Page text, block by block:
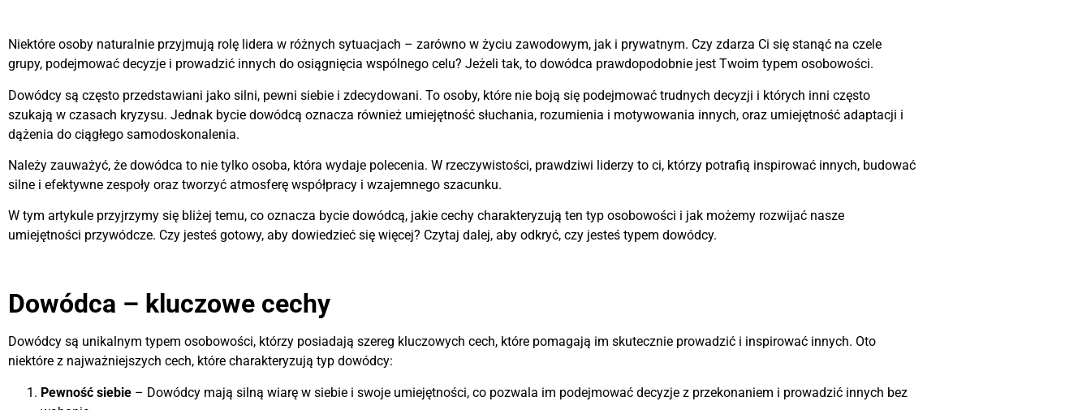
Niektóre osoby naturalnie przyjmują rolę lidera w różnych sytuacjach – zarówno w życiu zawodowym, jak i prywatnym. Czy zdarza Ci się stanąć na czele
grupy, podejmować decyzje i prowadzić innych do osiągnięcia wspólnego celu? Jeżeli tak, to dowódca prawdopodobnie jest Twoim typem osobowości.
Dowódcy są często przedstawiani jako silni, pewni siebie i zdecydowani. To osoby, które nie boją się podejmować trudnych decyzji i których inni często
szukają w czasach kryzysu. Jednak bycie dowódcą oznacza również umiejętność słuchania, rozumienia i motywowania innych, oraz umiejętność adaptacji i
dążenia do ciągłego samodoskonalenia.
Należy zauważyć, że dowódca to nie tylko osoba, która wydaje polecenia. W rzeczywistości, prawdziwi liderzy to ci, którzy potrafią inspirować innych, budować
silne i efektywne zespoły oraz tworzyć atmosferę współpracy i wzajemnego szacunku.
W tym artykule przyjrzymy się bliżej temu, co oznacza bycie dowódcą, jakie cechy charakteryzują ten typ osobowości i jak możemy rozwijać nasze
umiejętności przywódcze. Czy jesteś gotowy, aby dowiedzieć się więcej? Czytaj dalej, aby odkryć, czy jesteś typem dowódcy.
Dowódca – kluczowe cechy
Dowódcy są unikalnym typem osobowości, którzy posiadają szereg kluczowych cech, które pomagają im skutecznie prowadzić i inspirować innych. Oto
niektóre z najważniejszych cech, które charakteryzują typ dowódcy:
Pewność siebie – Dowódcy mają silną wiarę w siebie i swoje umiejętności, co pozwala im podejmować decyzje z przekonaniem i prowadzić innych bez